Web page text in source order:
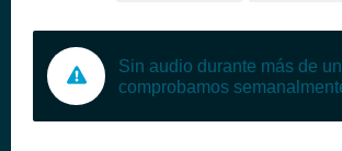
Sin audio durante más de
comprobamos